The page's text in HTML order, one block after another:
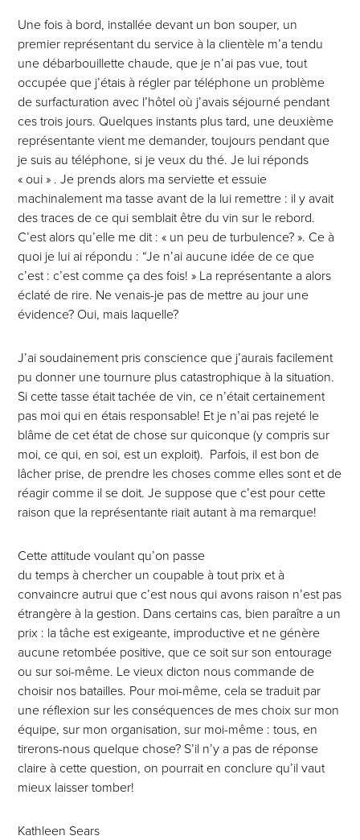
Une fois à bord, installée devant un bon souper, un
premier représentant du service à la clientèle m’a tendu
une débarbouillette chaude, que je n’ai pas vue, tout
occupée que j’étais à régler par téléphone un problème
de surfacturation avec l’hôtel où j’avais séjourné pendant
ces trois jours. Quelques instants plus tard, une deuxième
représentante vient me demander, toujours pendant que
je suis au téléphone, si je veux du thé. Je lui réponds
« oui » . Je prends alors ma serviette et essuie
machinalement ma tasse avant de la lui remettre : il y avait
des traces de ce qui semblait être du vin sur le rebord.
C’est alors qu’elle me dit : « un peu de turbulence? ». Ce à
quoi je lui ai répondu : “Je n’ai aucune idée de ce que
c’est : c’est comme ça des fois! » La représentante a alors
éclaté de rire. Ne venais-je pas de mettre au jour une
évidence? Oui, mais laquelle?
J’ai soudainement pris conscience que j’aurais facilement
pu donner une tournure plus catastrophique à la situation.
Si cette tasse était tachée de vin, ce n’était certainement
pas moi qui en étais responsable! Et je n’ai pas rejeté le
blâme de cet état de chose sur quiconque (y compris sur
moi, ce qui, en soi, est un exploit). Parfois, il est bon de
lâcher prise, de prendre les choses comme elles sont et de
réagir comme il se doit. Je suppose que c’est pour cette
raison que la représentante riait autant à ma remarque!
Cette attitude voulant qu’on passe
du temps à chercher un coupable à tout prix et à
convaincre autrui que c’est nous qui avons raison n’est pas
étrangère à la gestion. Dans certains cas, bien paraître a un
prix : la tâche est exigeante, improductive et ne génère
aucune retombée positive, que ce soit sur son entourage
ou sur soi-même. Le vieux dicton nous commande de
choisir nos batailles. Pour moi-même, cela se traduit par
une réflexion sur les conséquences de mes choix sur mon
équipe, sur mon organisation, sur moi-même : tous, en
tirerons-nous quelque chose? S’il n’y a pas de réponse
claire à cette question, on pourrait en conclure qu’il vaut
mieux laisser tomber!
Kathleen Sears